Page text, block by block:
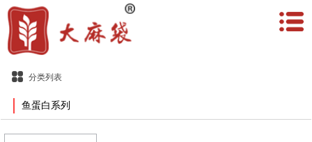
分类列表
鱼蛋白系列